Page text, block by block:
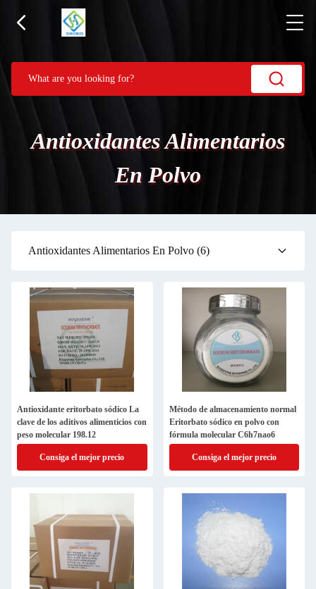
Antioxidantes Alimentarios
En Polvo
Antioxidantes Alimentarios En Polvo (6)
Antioxidante eritorbato sódico La
clave de los aditivos alimenticios con
peso molecular 198.12
Consiga el mejor precio
Método de almacenamiento normal
Eritorbato sódico en polvo con
fórmula molecular C6h7nao6
Consiga el mejor precio